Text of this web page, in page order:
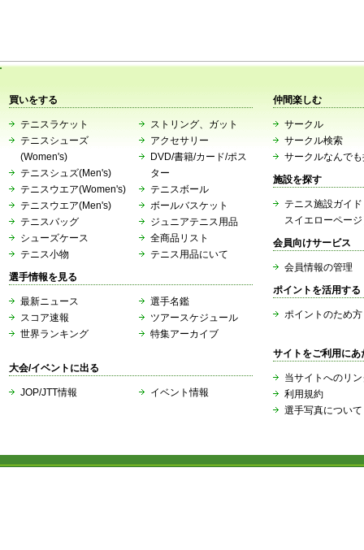
買いをする
テニスラケット
テニスシューズ
(Women's)
テニスシュズ(Men's)
テニスウエア(Women's)
テニスウエア(Men's)
テニスバッグ
シューズケース
テニス小物
ストリング、ガット
アクセサリー
DVD/書籍/カード/ポス
ター
テニスボール
ボールバスケット
ジュニアテニス用品
全商品リスト
テニス用品にいて
選手情報を見る
最新ニュース
スコア速報
世界ランキング
選手名鑑
ツアースケジュール
特集アーカイブ
大会/イベントに出る
JOP/JTT情報 イベント情報
仲間楽しむ
サークル
サークル検索
サークルなんで
施設を探す
テニス施設ガイ
スイエローペー
会員向けサービス
会員情報の管理
ポイントを活用する
ポイントのため方
サイトをご利用にあ
当サイトへのリ
利用規約
選手写真について